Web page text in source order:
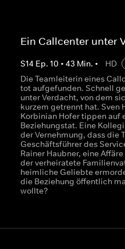
Ein Callcenter unter
S14 Ep.10 •43 Min. • HD
Die Teamleiterin eines
tot aufgefunden. Schnell
unter Verdacht, von dem
kurzem getrennt hat. Sven
Korbinian Hofer tippen auf
Beziehungstat. Eine
der Vernehmung, dass die
Geschäftsführer des
Rainer Haubner, eine
der verheiratete
heimliche Geliebte
die Beziehung öffentlich
wollte?